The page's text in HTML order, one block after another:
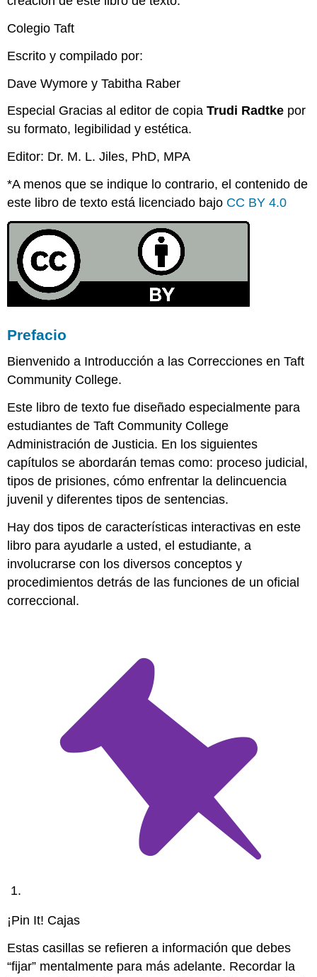
Colegio Taft
Escrito y compilado por:
Dave Wymore y Tabitha Raber
Especial Gracias al editor de copiaTrudi Radtke por
su formato, legibilidad y estética.
Editor: Dr. M. L. Jiles, PhD, MPA
*A menos que se indique lo contrario, el contenido de
este libro de texto está licenciado bajo CC BY 4.0
Prefacio
Bienvenido a Introducción a las Correcciones en Taft
Community College.
Este libro de texto fue diseñado especialmente para
estudiantes de Taft Community College
Administración de Justicia. En los siguientes
capítulos se abordarán temas como: proceso judicial,
tipos de prisiones, cómo enfrentar la delincuencia
juvenil y diferentes tipos de sentencias.
Hay dos tipos de características interactivas en este
libro para ayudarle a usted, el estudiante, a
involucrarse con los diversos conceptos y
procedimientos detrás de las funciones de un oficial
correccional.
¡Pin It! Cajas
Estas casillas se refieren a información que debes
“fijar” mentalmente para más adelante. Recordar la